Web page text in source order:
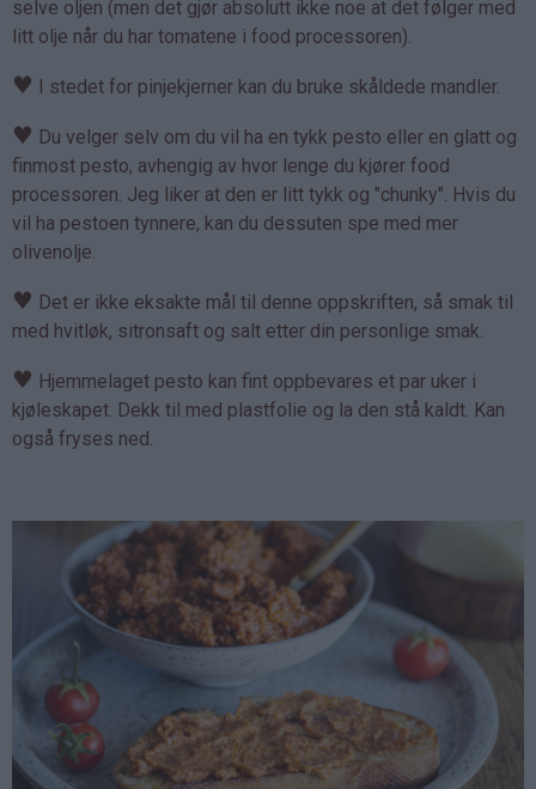
selve oljen (men det gjør absolutt ikke noe at det følger med
litt olje når du har tomatene i food processoren).
♥ I stedet for pinjekjerner kan du bruke skåldede mandler.
♥ Du velger selv om du vil ha en tykk pesto eller en glatt og
finmost pesto, avhengig av hvor lenge du kjører food
processoren. Jeg liker at den er litt tykk og "chunky". Hvis du
vil ha pestoen tynnere, kan du dessuten spe med mer
olivenolje.
♥ Det er ikke eksakte mål til denne oppskriften, så smak til
med hvitløk, sitronsaft og salt etter din personlige smak.
♥ Hjemmelaget pesto kan fint oppbevares et par uker i
kjøleskapet. Dekk til med plastfolie og la den stå kaldt. Kan
også fryses ned.